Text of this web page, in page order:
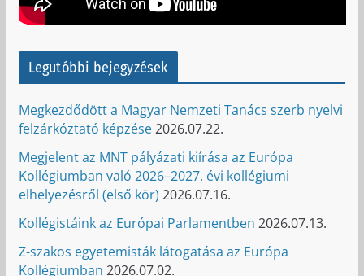
Legutóbbi bejegyzések
Megkezdődött a Magyar Nemzeti Tanács szerb nyelvi
felzárkóztató képzése2026.07.22.
Megjelent az MNT pályázati kiírása az Európa
Kollégiumban való 2026–2027. évi kollégiumi
elhelyezésről (első kör) 2026.07.16.
Kollégistáink az Európai Parlamentben 2026.07.13.
Z-szakos egyetemisták látogatása az Európa
Kollégiumban 2026.07.02.